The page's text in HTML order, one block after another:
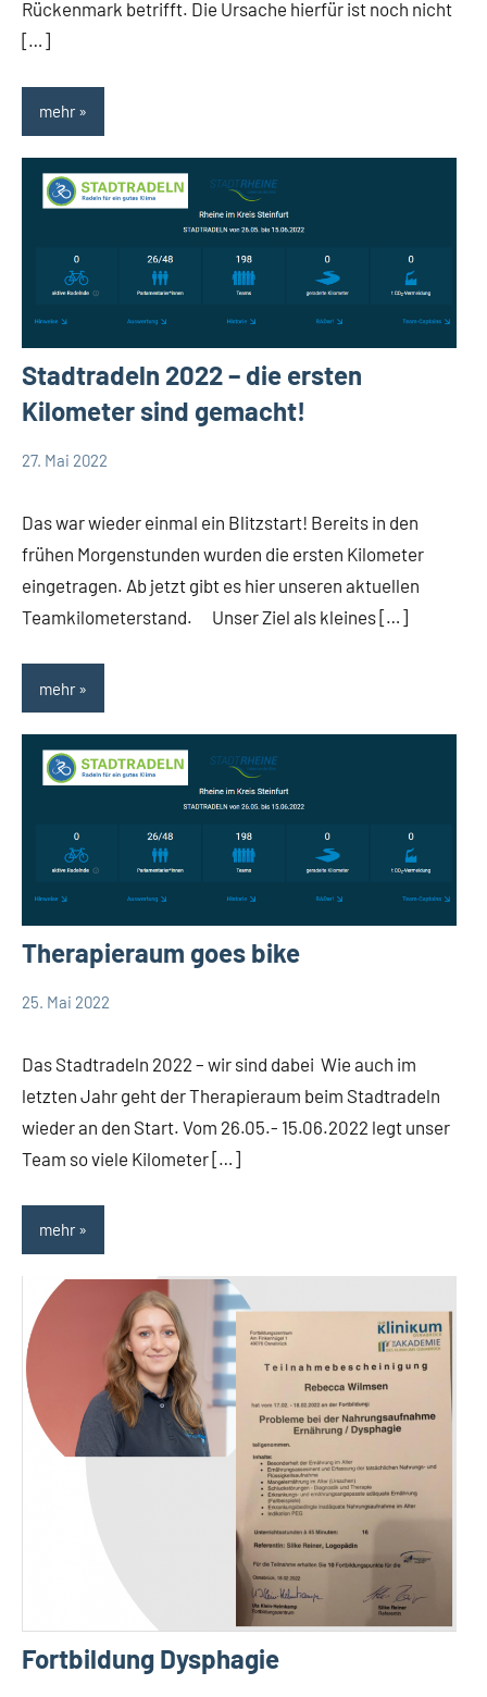
Rückenmark betrifft. Die Ursache hierfür ist noch nicht
[…]
mehr
Stadtradeln 2022 – die ersten
Kilometer sind gemacht!
27. Mai 2022
Das war wieder einmal ein Blitzstart! Bereits in den
frühen Morgenstunden wurden die ersten Kilometer
eingetragen. Ab jetzt gibt es hier unseren aktuellen
Teamkilometerstand. Unser Ziel als kleines […]
mehr
Therapieraum goes bike
25. Mai 2022
Das Stadtradeln 2022 – wir sind dabei Wie auch im
letzten Jahr geht der Therapieraum beim Stadtradeln
wieder an den Start. Vom 26.05.- 15.06.2022 legt unser
Team so viele Kilometer […]
mehr
Fortbildung Dysphagie